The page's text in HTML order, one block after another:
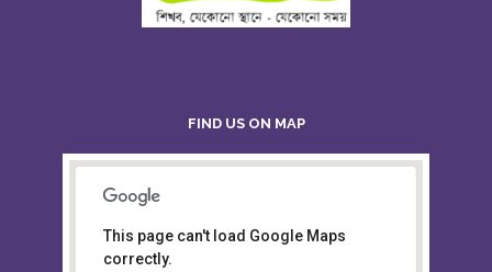
FIND US ON MAP
Board of Intermediate &
Secondary Education, Alampur,
This page can't load Google Maps
correctly.